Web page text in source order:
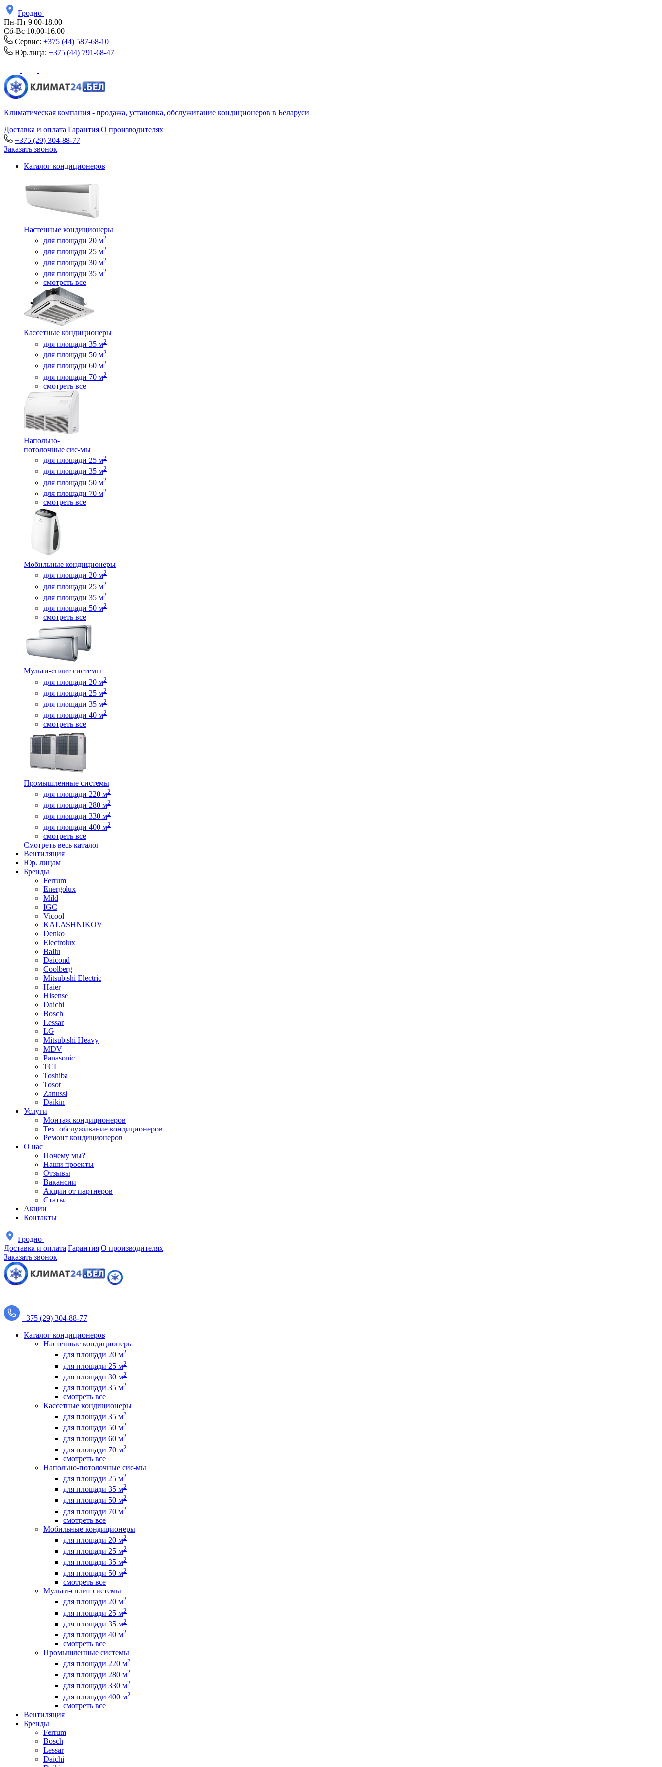
Гродно
Пн-Пт 9.00-18.00
Сб-Вс 10.00-16.00
Сервис: +375 (44) 587-68-10
Юр.лица: +375 (44) 791-68-47
Климатическая компания - продажа, установка, обслуживание кондиционеров в Беларуси
Доставка и оплата Гарантия О производителях
+375 (29) 304-88-77
Заказать звонок
Каталог кондиционеров
Настенные кондиционеры
для площади 20 м2
для площади 25 м2
для площади 30 м2
для площади 35 м2
смотреть все
Кассетные кондиционеры
для площади 35 м2
для площади 50 м2
для площади 60 м2
для площади 70 м2
смотреть все
Напольно-
потолочные сис-мы
для площади 25 м2
для площади 35 м2
для площади 50 м2
для площади 70 м2
смотреть все
Мобильные кондиционеры
для площади 20 м2
для площади 25 м2
для площади 35 м2
для площади 50 м2
смотреть все
Мульти-сплит системы
для площади 20 м2
для площади 25 м2
для площади 35 м2
для площади 40 м2
смотреть все
Промышленные системы
для площади 220 м2
для площади 280 м2
для площади 330 м2
для площади 400 м2
смотреть все
Смотреть весь каталог
Вентиляция
Юр. лицам
Бренды
Ferrum
Energolux
Mild
IGC
Vicool
KALASHNIKOV
Denko
Electrolux
Ballu
Daicond
Coolberg
Mitsubishi Electric
Haier
Hisense
Daichi
Bosch
Lessar
LG
Mitsubishi Heavy
MDV
Panasonic
TCL
Toshiba
Tosot
Zanussi
Daikin
Услуги
Монтаж кондиционеров
Тех. обслуживание кондиционеров
Ремонт кондиционеров
О нас
Почему мы?
Наши проекты
Отзывы
Вакансии
Акции от партнеров
Статьи
Акции
Контакты
Гродно
Доставка и оплата Гарантия О производителях
Заказать звонок
+375 (29) 304-88-77
Каталог кондиционеров
Настенные кондиционеры
для площади 20 м2
для площади 25 м2
для площади 30 м2
для площади 35 м2
смотреть все
Кассетные кондиционеры
для площади 35 м2
для площади 50 м2
для площади 60 м2
для площади 70 м2
смотреть все
Напольно-потолочные сис-мы
для площади 25 м2
для площади 35 м2
для площади 50 м2
для площади 70 м2
смотреть все
Мобильные кондиционеры
для площади 20 м2
для площади 25 м2
для площади 35 м2
для площади 50 м2
смотреть все
Мульти-сплит системы
для площади 20 м2
для площади 25 м2
для площади 35 м2
для площади 40 м2
смотреть все
Промышленные системы
для площади 220 м2
для площади 280 м2
для площади 330 м2
для площади 400 м2
смотреть все
Вентиляция
Бренды
Ferrum
Bosch
Lessar
Daichi